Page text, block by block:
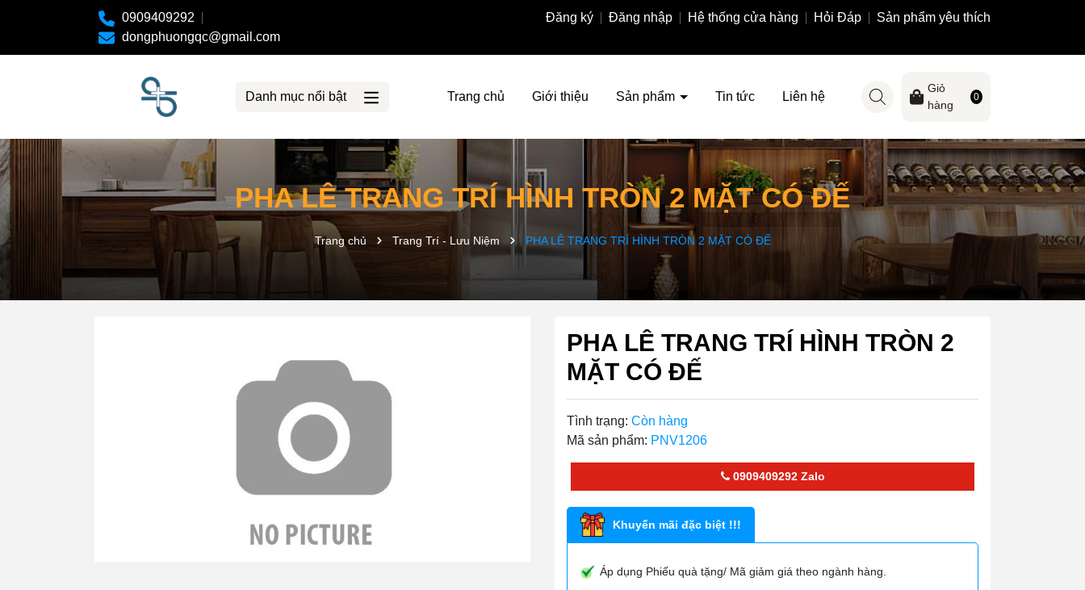
0909409292
dongphuongqc@gmail.com
Đăng ký Đăng nhập Hệ thống cửa hàng Hỏi Đáp Sản phẩm yêu thích
Danh mục nổi bật Trang chủ Giới thiệu Sản phẩm Tin tức Liên hệ
Giỏ
hàng
0
PHA LÊ TRANG TRÍ HÌNH TRÒN 2 MẶT CÓ ĐẾ
Trang chủ Trang Trí - Lưu Niệm PHA LÊ TRANG TRÍ HÌNH TRÒN 2 MẶT CÓ ĐẾ
PHA LÊ TRANG TRÍ HÌNH TRÒN 2
MẶT CÓ ĐẾ
Tình trạng: Còn hàng
Mã sản phẩm: PNV1206
0909409292Zalo
Khuyến mãi đặc biệt !!!
Áp dụng Phiếu quà tặng/ Mã giảm giá theo ngành hàng.